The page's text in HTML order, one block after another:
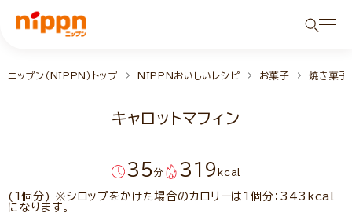
ニップン（NIPPN）トップ NIPPNおいしいレシピ お菓子 焼き菓子
キャロットマフィン
35 分 319kcal
(1個分) ※シロップをかけた場合のカロリーは1個分：343kcal
になります。